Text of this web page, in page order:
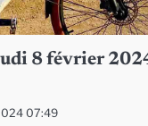
8 février
07:49